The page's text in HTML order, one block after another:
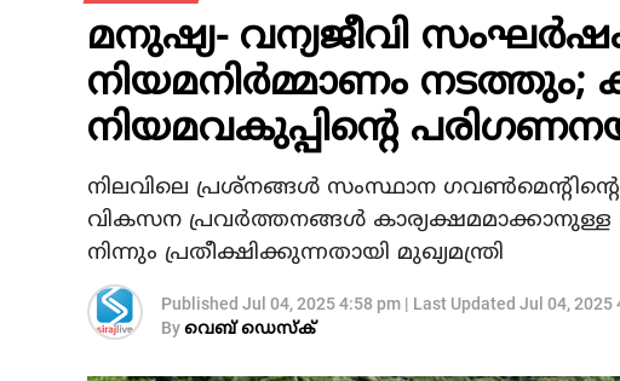
മനുഷ്യ- വന്യജീവി
നിയമനിര്‍മ്മാ​ണം നടത്തും;
നിയമവകുപ്പിന്റെ
നിലവിലെ പ്രശ്നങ്ങൾ സംസ്ഥാന ഗവൺമെന്റിന്റെ
വികസന പ്രവർത്തനങ്ങൾ
നിന്നും പ്രതീക്ഷിക്കുന്നതായി മുഖ്യമന്ത്രി
Published Jul 04, 2025 4:58 pm | Last Updated Jul 04, 2025
Byവെബ് ഡെസ്‌ക്